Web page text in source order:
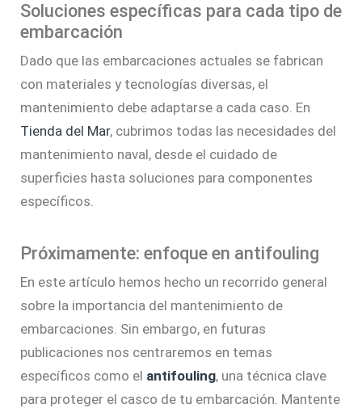
Soluciones específicas para cada tipo de
embarcación
Dado que las embarcaciones actuales se fabrican
con materiales y tecnologías diversas, el
mantenimiento debe adaptarse a cada caso. En
Tienda del Mar, cubrimos todas las necesidades del
mantenimiento naval, desde el cuidado de
superficies hasta soluciones para componentes
específicos.
Próximamente: enfoque en antifouling
En este artículo hemos hecho un recorrido general
sobre la importancia del mantenimiento de
embarcaciones. Sin embargo, en futuras
publicaciones nos centraremos en temas
específicos como el antifouling, una técnica clave
para proteger el casco de tu embarcación. Mantente